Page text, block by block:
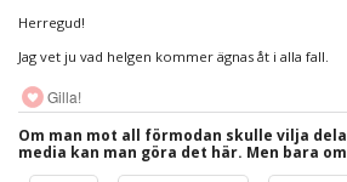
Herregud!
Jag vet ju vad helgen kommer ägnas åt i alla fall.
Gilla!
Om man mot all förmodan skulle vilja
media kan man göra det här. Men bara